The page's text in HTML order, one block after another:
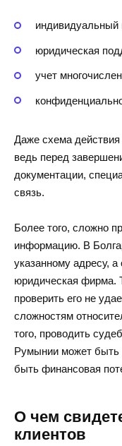
индивидуальный
юридическая
учет
Даже схема действия
ведь перед
документации,
связь.
Более того, сложно
информацию. В
указанному адресу, а
юридическая фирма.
проверить его не
сложностям
того, проводить
Румынии может быть
быть финансовая
О чем
клиентов